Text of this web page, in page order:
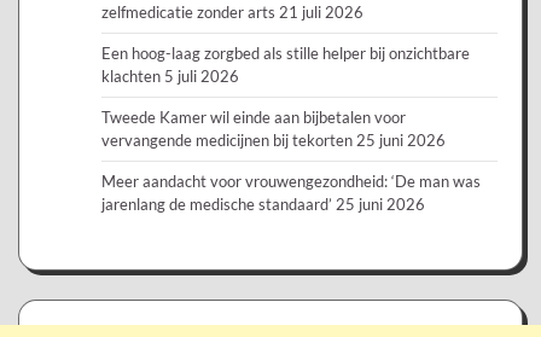
zelfmedicatie zonder arts 21 juli 2026
Een hoog-laag zorgbed als stille helper bij onzichtbare
klachten 5 juli 2026
Tweede Kamer wil einde aan bijbetalen voor
vervangende medicijnen bij tekorten 25 juni 2026
Meer aandacht voor vrouwengezondheid: ‘De man was
jarenlang de medische standaard’ 25 juni 2026